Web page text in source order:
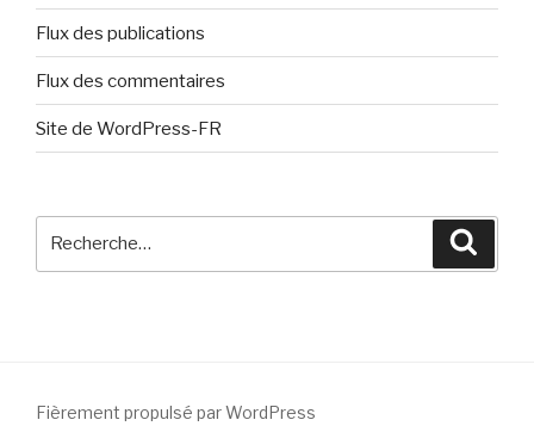
Flux des publications
Flux des commentaires
Site de WordPress-FR
Fièrement propulsé par WordPress